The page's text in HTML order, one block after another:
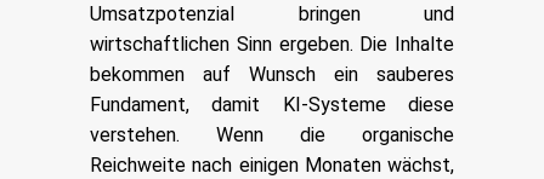
Umsatzpotenzial bringen und
wirtschaftlichen Sinn ergeben. Die Inhalte
bekommen auf Wunsch ein sauberes
Fundament, damit KI-Systeme diese
verstehen. Wenn die organische
Reichweite nach einigen Monaten wächst,